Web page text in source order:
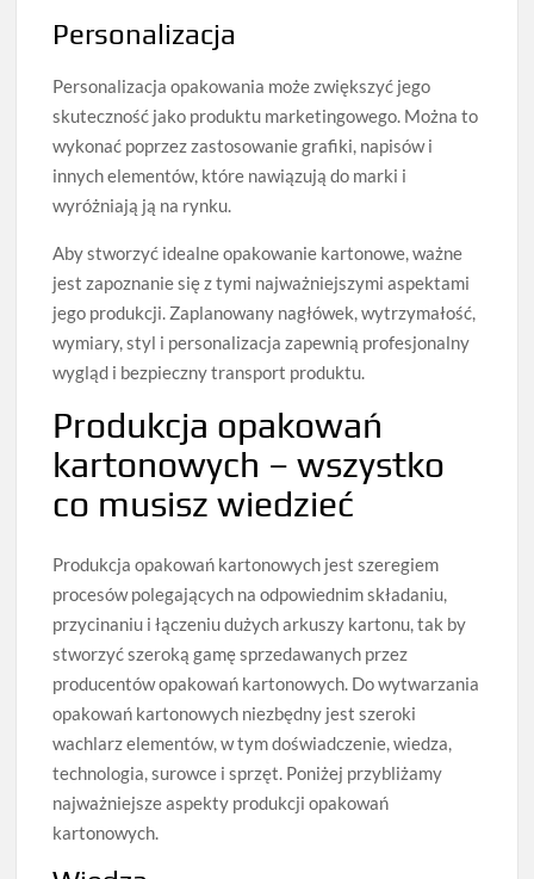
Personalizacja
Personalizacja opakowania może zwiększyć jego
skuteczność jako produktu marketingowego. Można to
wykonać poprzez zastosowanie grafiki, napisów i
innych elementów, które nawiązują do marki i
wyróżniają ją na rynku.
Aby stworzyć idealne opakowanie kartonowe, ważne
jest zapoznanie się z tymi najważniejszymi aspektami
jego produkcji. Zaplanowany nagłówek, wytrzymałość,
wymiary, styl i personalizacja zapewnią profesjonalny
wygląd i bezpieczny transport produktu.
Produkcja opakowań
kartonowych – wszystko
co musisz wiedzieć
Produkcja opakowań kartonowych jest szeregiem
procesów polegających na odpowiednim składaniu,
przycinaniu i łączeniu dużych arkuszy kartonu, tak by
stworzyć szeroką gamę sprzedawanych przez
producentów opakowań kartonowych. Do wytwarzania
opakowań kartonowych niezbędny jest szeroki
wachlarz elementów, w tym doświadczenie, wiedza,
technologia, surowce i sprzęt. Poniżej przybliżamy
najważniejsze aspekty produkcji opakowań
kartonowych.